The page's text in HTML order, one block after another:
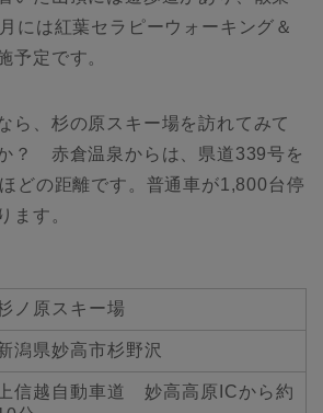
には紅葉セラピーウォーキング＆
予定です。
ら、杉の原スキー場を訪れてみて
？ 赤倉温泉からは、県道339号を
どの距離です。普通車が1,800台停
ます。
ノ原スキー場
潟県妙高市杉野沢
上信越自動車道 妙高高原ICから約